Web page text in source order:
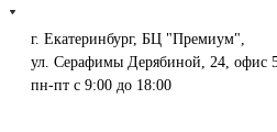
г. Екатеринбург, БЦ "Премиум",
ул. Серафимы Дерябиной, 24, офис
пн-пт с 9:00 до 18:00